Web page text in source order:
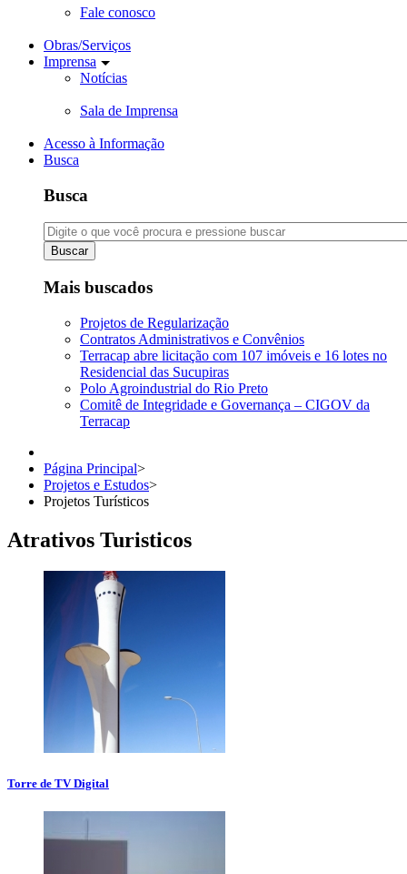
Fale conosco
Obras/Serviços
Imprensa
Notícias
Sala de Imprensa
Acesso à Informação
Busca
Busca
Buscar
Mais buscados
Projetos de Regularização
Contratos Administrativos e Convênios
Terracap abre licitação com 107 imóveis e 16 lotes no
Residencial das Sucupiras
Polo Agroindustrial do Rio Preto
Comitê de Integridade e Governança – CIGOV da
Terracap
Página Principal>
Projetos e Estudos>
Projetos Turísticos
Atrativos Turisticos
Torre de TV Digital